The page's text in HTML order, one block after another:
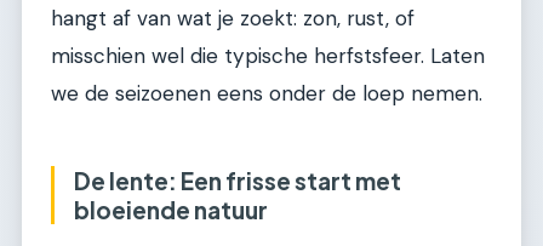
hangt af van wat je zoekt: zon, rust, of
misschien wel die typische herfstsfeer. Laten
we de seizoenen eens onder de loep nemen.
De lente: Een frisse start met
bloeiende natuur